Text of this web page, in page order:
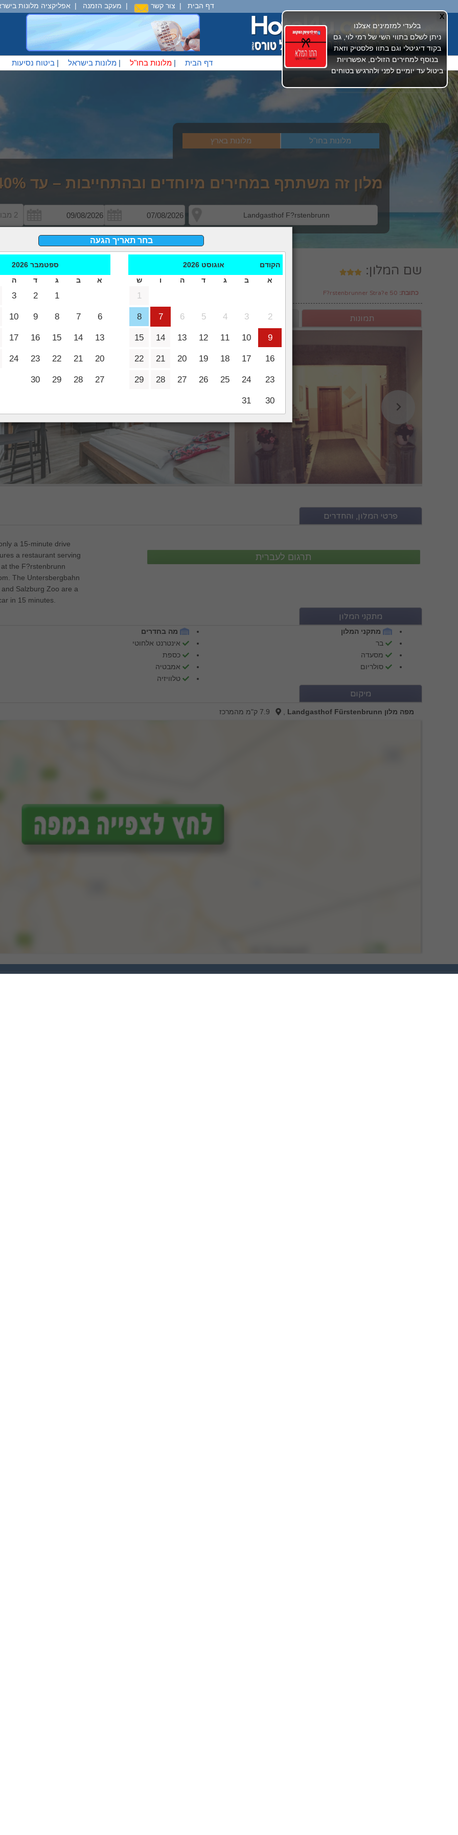
אפליקציה מלונות | מעקב הזמנה | צור קשר | דף הבית
ביטוח נסיעות| מלונות בישראל| מלונות בחו"ל| דף הבית
מלונות בחו"ל מלונות בארץ
מלון זה משתתף במחירים מיוחדים ובהתחייבות – עד 40% פחות
2 מבוגרים
שם המלון : Landgasthof Fürstenbrunn < מלונות בזלצבורג < מלונות באוסטריה < מלונות בחו"ל
שם המלון:
כתובת:
תמונות מיקום מה במלון פרטי
פרטי המלון, והחדרים
a 15-minute drive
a restaurant serving
the F?rstenbrunn
The Untersbergbahn
Salzburg Zoo are a
in 15 minutes.
מתקני המלון
מתקני המלון
בר
מסעדה
סולריום
מה בחדרים
אינטרנט אלחוטי
כספת
אמבטיה
טלוויזיה
מיקום
מפה מלון Landgasthof Fürstenbrunn ,
בחר תאריך הגעה
הקודם אוגוסט 2026
א
ב ג ד ה ו ש
1
2
3
4
5
6
7
8
9
10
11
12
13
14
15
16
17
18
19
20
21
22
23
24
25
26
27
28
29
30
31
ספטמבר 2026
א
ב ג ד ה
1
2
3
6
7
8
9
10
13
14
15
16
17
20
21
22
23
24
27
28
29
30
בלעדי למזמינים אצלנו
ניתן לשלם בתווי השי של רמי לוי, גם
בקוד דיגיטלי וגם בתוו פלסטיק וזאת
בנוסף למחירים הזולים, אפשרויות
ביטול עד יומיים לפני ולהרגיש בטוחים
X